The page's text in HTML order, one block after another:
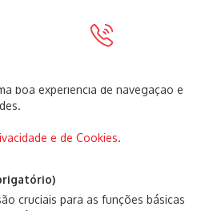
de cookies
necessários, analíticos e
boa experiência de navegação e
e de Cookies.
cruciais para as funções básicas